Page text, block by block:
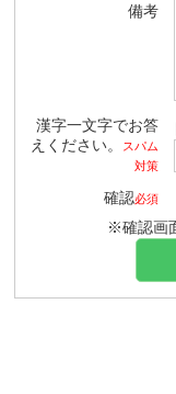
備考
漢字一文字でお答
えください。
スパム
対策
確認必須
※確認画